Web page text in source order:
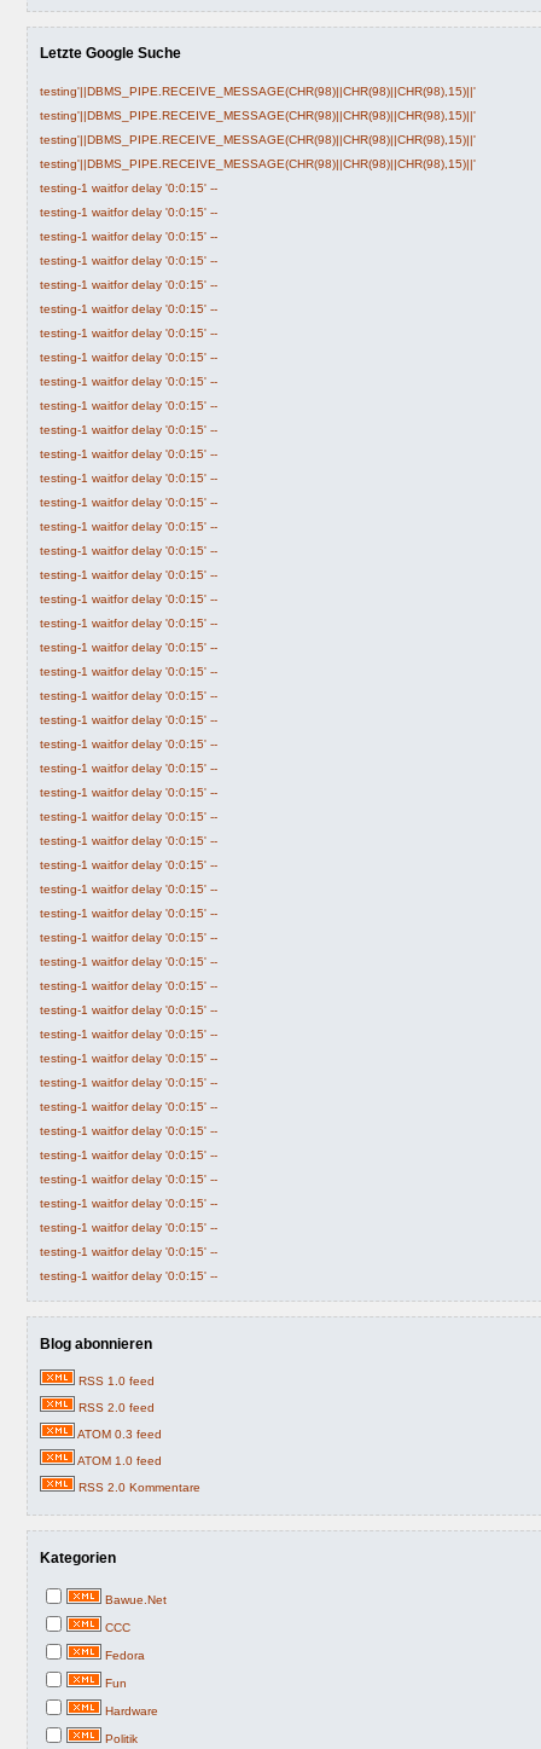
Letzte Google Suche
testing'||DBMS_PIPE.RECEIVE_MESSAGE(CHR(98)||CHR(98)||CHR(98),15)||'
testing'||DBMS_PIPE.RECEIVE_MESSAGE(CHR(98)||CHR(98)||CHR(98),15)||'
testing'||DBMS_PIPE.RECEIVE_MESSAGE(CHR(98)||CHR(98)||CHR(98),15)||'
testing'||DBMS_PIPE.RECEIVE_MESSAGE(CHR(98)||CHR(98)||CHR(98),15)||'
testing-1 waitfor delay '0:0:15' --
testing-1 waitfor delay '0:0:15' --
testing-1 waitfor delay '0:0:15' --
testing-1 waitfor delay '0:0:15' --
testing-1 waitfor delay '0:0:15' --
testing-1 waitfor delay '0:0:15' --
testing-1 waitfor delay '0:0:15' --
testing-1 waitfor delay '0:0:15' --
testing-1 waitfor delay '0:0:15' --
testing-1 waitfor delay '0:0:15' --
testing-1 waitfor delay '0:0:15' --
testing-1 waitfor delay '0:0:15' --
testing-1 waitfor delay '0:0:15' --
testing-1 waitfor delay '0:0:15' --
testing-1 waitfor delay '0:0:15' --
testing-1 waitfor delay '0:0:15' --
testing-1 waitfor delay '0:0:15' --
testing-1 waitfor delay '0:0:15' --
testing-1 waitfor delay '0:0:15' --
testing-1 waitfor delay '0:0:15' --
testing-1 waitfor delay '0:0:15' --
testing-1 waitfor delay '0:0:15' --
testing-1 waitfor delay '0:0:15' --
testing-1 waitfor delay '0:0:15' --
testing-1 waitfor delay '0:0:15' --
testing-1 waitfor delay '0:0:15' --
testing-1 waitfor delay '0:0:15' --
testing-1 waitfor delay '0:0:15' --
testing-1 waitfor delay '0:0:15' --
testing-1 waitfor delay '0:0:15' --
testing-1 waitfor delay '0:0:15' --
testing-1 waitfor delay '0:0:15' --
testing-1 waitfor delay '0:0:15' --
testing-1 waitfor delay '0:0:15' --
testing-1 waitfor delay '0:0:15' --
testing-1 waitfor delay '0:0:15' --
testing-1 waitfor delay '0:0:15' --
testing-1 waitfor delay '0:0:15' --
testing-1 waitfor delay '0:0:15' --
testing-1 waitfor delay '0:0:15' --
testing-1 waitfor delay '0:0:15' --
testing-1 waitfor delay '0:0:15' --
testing-1 waitfor delay '0:0:15' --
testing-1 waitfor delay '0:0:15' --
testing-1 waitfor delay '0:0:15' --
testing-1 waitfor delay '0:0:15' --
Blog abonnieren
RSS 1.0 feed
RSS 2.0 feed
ATOM 0.3 feed
ATOM 1.0 feed
RSS 2.0 Kommentare
Kategorien
Bawue.Net
CCC
Fedora
Fun
Hardware
Politik